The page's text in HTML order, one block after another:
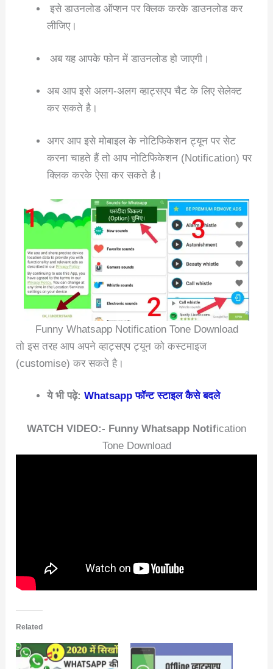
इसे डाउनलोड ऑप्शन पर क्लिक करके डाउनलोड कर
लीजिए।
अब यह आपके फोन में डाउनलोड हो जाएगी।
अब आप इसे अलग-अलग व्हाट्सएप चैट के लिए सेलेक्ट
कर सकते है।
अगर आप इसे मोबाइल के नोटिफिकेशन ट्यून पर सेट
करना चाहते हैं तो आप नोटिफिकेशन (Notification) पर
क्लिक करके ऐसा कर सकते है।
Funny Whatsapp Notification Tone Download
तो इस तरह आप अपने व्हाट्सएप ट्यून को कस्टमाइज
(customise) कर सकते है।
ये भी पढ़े: Whatsapp फॉन्ट स्टाइल कैसे बदले
WATCH VIDEO:- Funny Whatsapp Notification
Tone Download
Related